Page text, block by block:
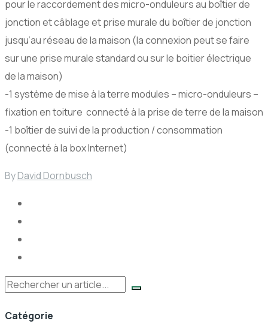
pour le raccordement des micro-onduleurs au boîtier de
jonction et câblage et prise murale du boîtier de jonction
jusqu’au réseau de la maison (la connexion peut se faire
sur une prise murale standard ou sur le boitier électrique
de la maison)
-1 système de mise à la terre modules – micro-onduleurs –
fixation en toiture connecté à la prise de terre de la maison
-1 boîtier de suivi de la production / consommation
(connecté à la box Internet)
ByDavid Dornbusch
Rechercher
Catégorie